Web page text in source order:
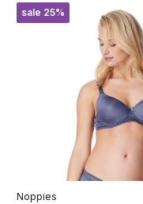
sale 25%
Noppies